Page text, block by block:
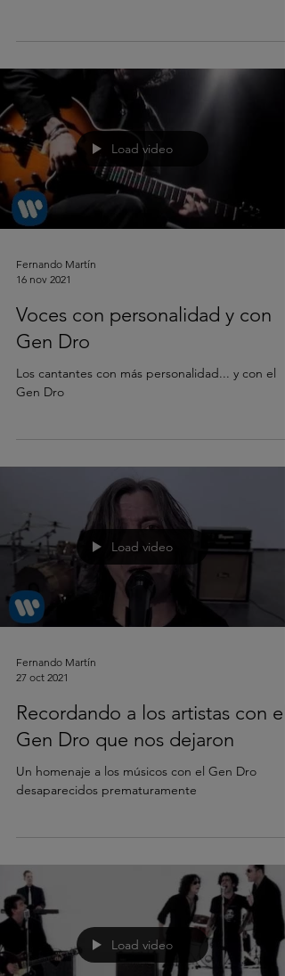
Load video
Fernando Martín
16 nov 2021
Voces con personalidad y con
Gen Dro
Los cantantes con más personalidad... y con el
Gen Dro
Load video
Fernando Martín
27 oct 2021
Recordando a los artistas con el
Gen Dro que nos dejaron
Un homenaje a los músicos con el Gen Dro
desaparecidos prematuramente
Load video